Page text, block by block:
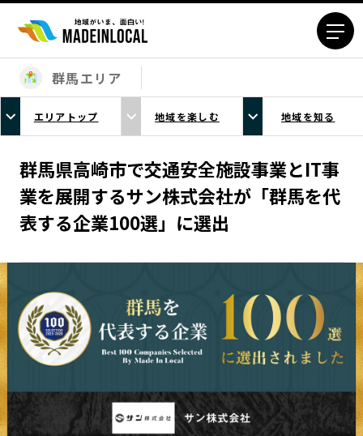
エリアから探す
北海道エリア
青森エリア
岩手エリア
宮城エリア
秋田エリア
山形エリア
福島エリア
茨城エリア
栃木エリア
群馬エリア
埼玉エリア
千葉エリア
神奈川エリア
新潟エリア
富山エリア
石川エリア
福井エリア
山梨エリア
静岡エリア
愛知エリア
群馬エリア
エリアトップ 地域を楽しむ 地域を知る
群馬県高崎市で交通安全施設事業とIT事
業を展開するサン株式会社が「群馬を代
表する企業100選」に選出